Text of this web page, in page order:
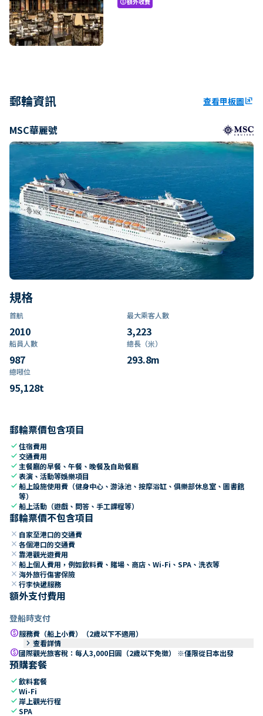
paid
郵輪資訊 查看甲板圖ungroup
MSC華麗號
規格
首航
2010
最大乘客人數
3,223
船員人數
987
總長（米）
293.8m
總噸位
95,128t
郵輪票價包含項目
check住宿費用
check 交通費用
check 主餐廳的早餐、午餐、晚餐及自助餐廳
check表演、活動等娛樂項目
check船上設施使用費（健身中心、游泳池、按摩浴缸、俱樂部休息室、圖書館
等）
check船上活動（遊戲、問答、手工課程等）
郵輪票價不包含項目
close 自家至港口的交通費
close 各個港口的交通費
close 靠港觀光遊費用
close 船上個人費用，例如飲料費、賭場、商店、Wi-Fi、SPA、洗衣等
close 海外旅行傷害保險
close 行李快遞服務
額外支付費用
登船時支付
paid服務費（船上小費）（2歲以下不適用）
keyboard_arrow_right 查看詳情
paid國際觀光旅客稅：每人3,000日圓（2歲以下免徵） ※僅限從日本出發
預購套餐
check飲料套餐
checkWi-Fi
check 岸上觀光行程
checkSPA